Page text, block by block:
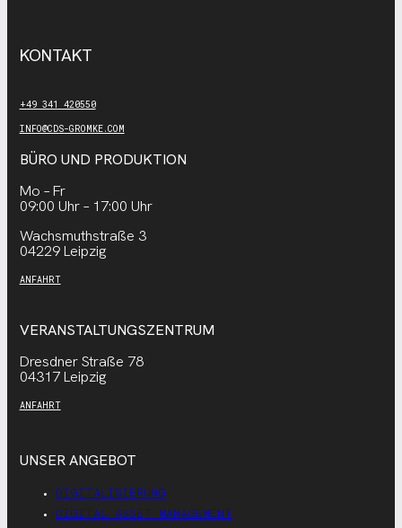
KONTAKT
+49 341 420550
INFO@CDS-GROMKE.COM
BÜRO UND PRODUKTION
Mo – Fr
09:00 Uhr – 17:00 Uhr
Wachsmuthstraße 3
04229 Leipzig
ANFAHRT
VERANSTALTUNGSZENTRUM
Dresdner Straße 78
04317 Leipzig
ANFAHRT
UNSER ANGEBOT
DIGITALISIERUNG
DIGITAL ASSET MANAGEMENT